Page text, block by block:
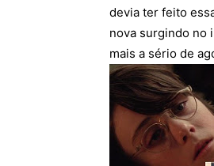
devia ter feito
nova surgindo no
mais a sério de